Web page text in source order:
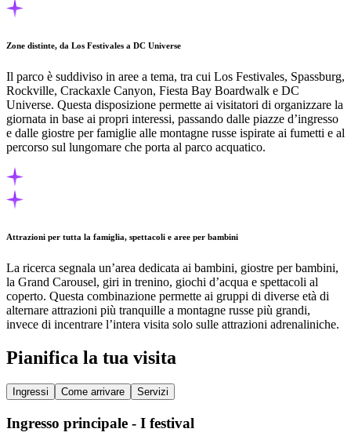
Zone distinte, da Los Festivales a DC Universe
Il parco è suddiviso in aree a tema, tra cui Los Festivales, Spassburg,
Rockville, Crackaxle Canyon, Fiesta Bay Boardwalk e DC
Universe. Questa disposizione permette ai visitatori di organizzare la
giornata in base ai propri interessi, passando dalle piazze d’ingresso
e dalle giostre per famiglie alle montagne russe ispirate ai fumetti e al
percorso sul lungomare che porta al parco acquatico.
Attrazioni per tutta la famiglia, spettacoli e aree per bambini
La ricerca segnala un’area dedicata ai bambini, giostre per bambini,
la Grand Carousel, giri in trenino, giochi d’acqua e spettacoli al
coperto. Questa combinazione permette ai gruppi di diverse età di
alternare attrazioni più tranquille a montagne russe più grandi,
invece di incentrare l’intera visita solo sulle attrazioni adrenaliniche.
Pianifica la tua visita
Ingressi Come arrivare Servizi
Ingresso principale - I festival